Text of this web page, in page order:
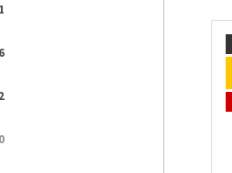
1
6
2
0